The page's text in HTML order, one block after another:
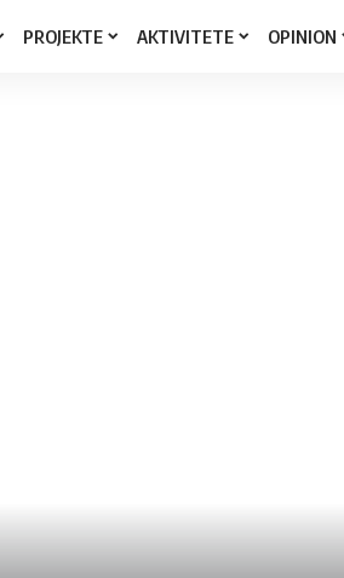
PROJEKTE AKTIVITETE OPINION